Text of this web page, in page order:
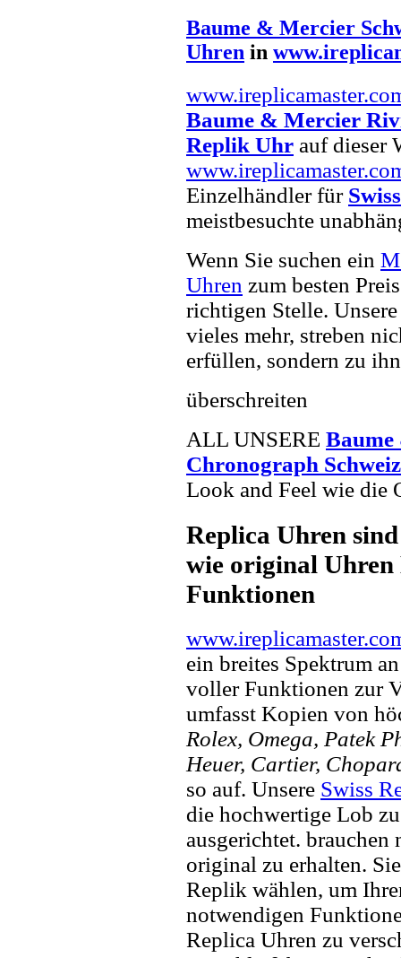
Baume & Mercier
Uhren in
Baume & Mercier
Replik Uhr auf dieser
Einzelhändler für
meistbesuchte
Wenn Sie suchen ein
Uhren zum besten
richtigen Stelle.
vieles mehr, streben
erfüllen, sondern zu
überschreiten
ALL UNSERE
Chronograph
Look and Feel wie die
Replica Uhren
wie original Uhren
Funktionen
ein breites Spektrum
voller Funktionen zur
umfasst Kopien von
Rolex, Omega, Patek
Heuer, Cartier,
so auf. Unsere Swiss
die hochwertige Lob
ausgerichtet. brauchen
original zu erhalten.
Replik wählen, um
notwendigen
Replica Uhren zu